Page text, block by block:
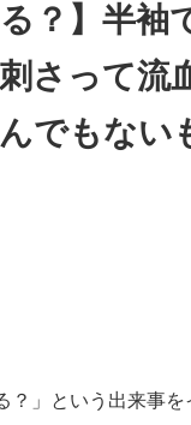
合サイト IT製
？】半袖
刺さって
でもない
」という出来事を